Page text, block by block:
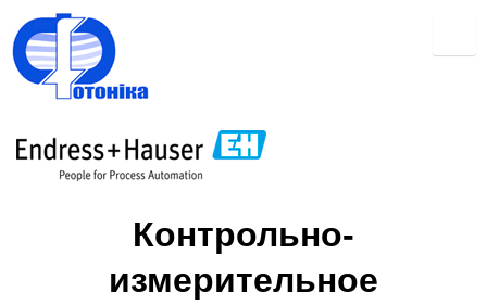
Контрольно-
измерительное